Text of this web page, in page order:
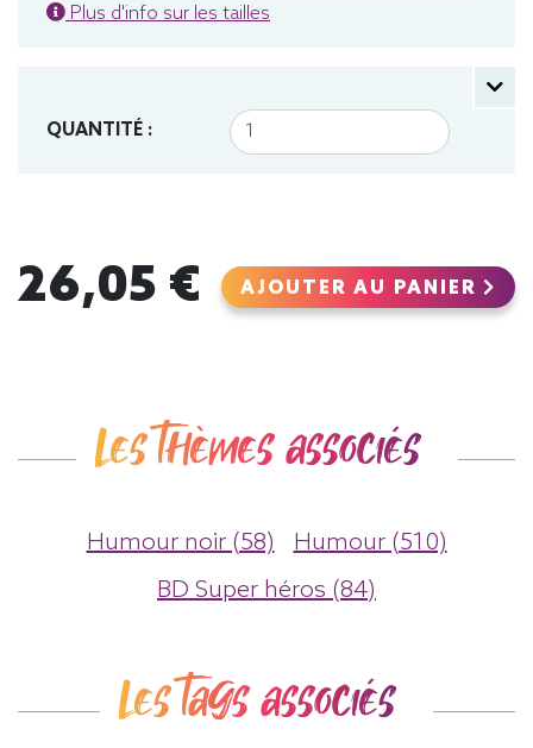
Plus d'info sur les tailles
QUANTITÉ :
26,05 € AJOUTER AU PANIER
Les thèmes associés
Humour noir (58)
Humour (510)
BD Super héros (84)
Les tags associés